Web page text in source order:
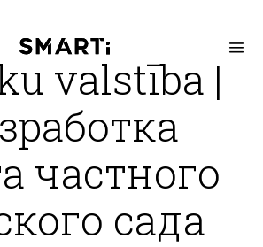
valstība |
частного
сада